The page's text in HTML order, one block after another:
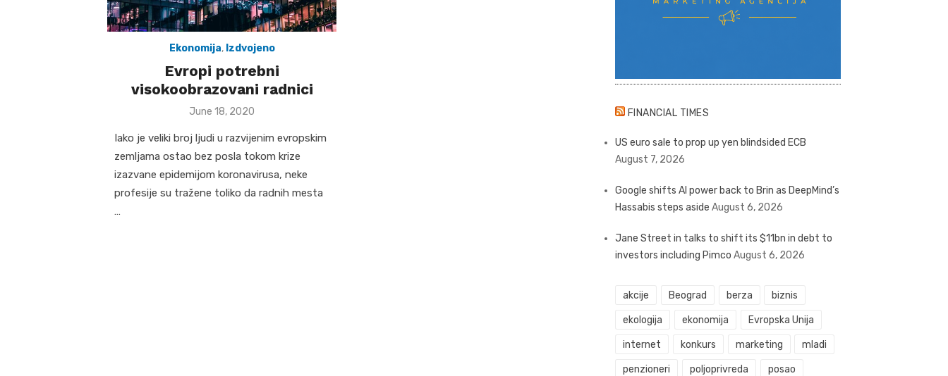
Ekonomija, Izdvojeno
Evropi potrebni
visokoobrazovani radnici
Posted
June 18, 2020
Iako je veliki broj ljudi u razvijenim evropskim
zemljama ostao bez posla tokom krize
izazvane epidemijom koronavirusa, neke
profesije su tražene toliko da radnih mesta
…
FINANCIAL TIMES
US euro sale to prop up yen blindsided ECB
August 7, 2026
Google shifts AI power back to Brin as DeepMind’s
Hassabis steps aside August 6, 2026
Jane Street in talks to shift its $11bn in debt to
investors including Pimco August 6, 2026
akcije Beograd berza biznis
ekologija ekonomija Evropska Unija
internet konkurs marketing mladi
penzioneri poljoprivreda posao